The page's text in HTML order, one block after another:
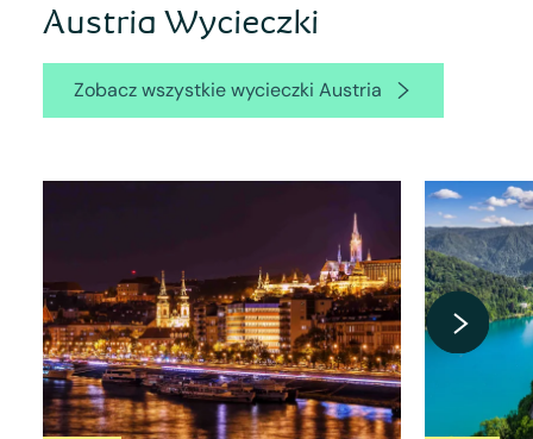
Austria Wycieczki
Zobacz wszystkie wycieczki Austria